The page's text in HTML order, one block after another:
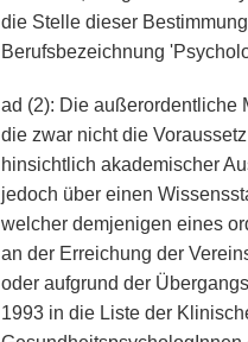
die Stelle dieser
Berufsbezeichnung
ad (2): Die außerordentliche
die zwar nicht die
hinsichtlich akademischer
jedoch über einen
welcher demjenigen eines
an der Erreichung der
oder aufgrund der
1993 in die Liste der